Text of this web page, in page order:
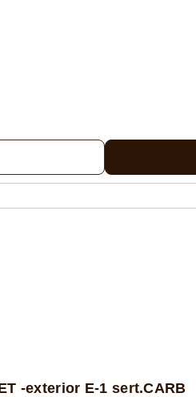
-exterior E-1 sert.CARB